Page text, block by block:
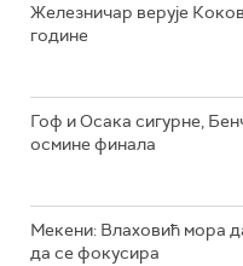
Железничар верује
године
Гоф и Осака сигурне,
осмине финала
Мекени: Влаховић мора
да се фокусира